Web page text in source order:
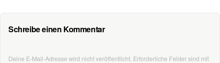
Schreibe einen Kommentar
Deine E-Mail-Adresse wird nicht veröffentlicht. Erforderliche Felder sind mit